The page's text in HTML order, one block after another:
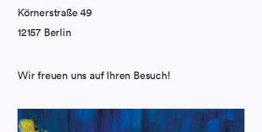
Körnerstraße 49
12157 Berlin
Wir freuen uns auf Ihren Besuch!